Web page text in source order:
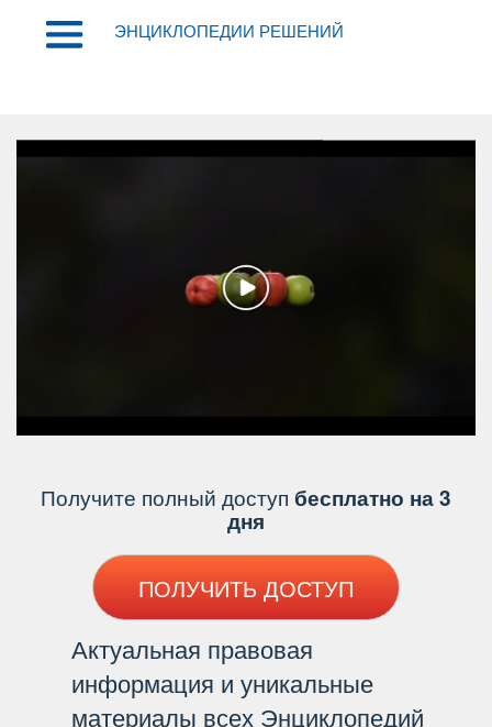
ЭНЦИКЛОПЕДИИ РЕШЕНИЙ
Получите полный доступ есплатно на 3
дня
ПОЛУЧИТЬ ДОСТУП
Актуальная правовая
информация и уникальные
материалы всех Энциклопедий